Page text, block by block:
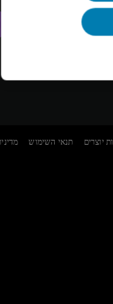
יוצרים תנאי השימוש